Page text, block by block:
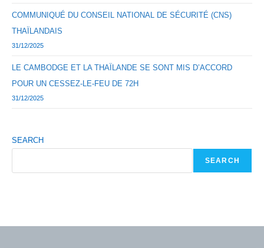
COMMUNIQUÉ DU CONSEIL NATIONAL DE SÉCURITÉ (CNS)
THAÏLANDAIS
31/12/2025
LE CAMBODGE ET LA THAÏLANDE SE SONT MIS D’ACCORD
POUR UN CESSEZ-LE-FEU DE 72H
31/12/2025
SEARCH
SEARCH